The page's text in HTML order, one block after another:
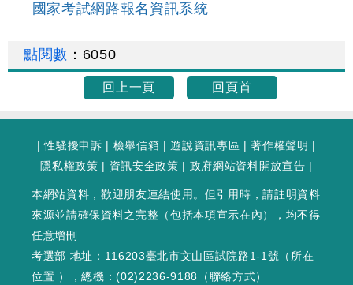
國家考試網路報名資訊系統
點閱數 ： 6050
回上一頁 回頁首
|性騷擾申訴 | 檢舉信箱 |遊說資訊專區 |著作權聲明 |
隱私權政策 | 資訊安全政策 | 政府網站資料開放宣告 |
本網站資料，歡迎朋友連結使用。但引用時，請註明資料
來源並請確保資料之完整（包括本項宣示在內），均不得
任意增刪
考選部 地址：116203臺北市文山區試院路1-1號（ 所在
位置 ），總機：(02)2236-9188（聯絡方式）